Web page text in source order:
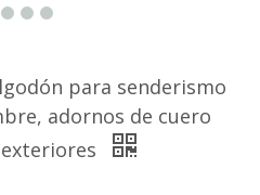
para senderismo
adornos de cuero